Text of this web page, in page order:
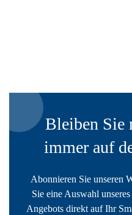
Bleiben Sie
immer auf
Abonnieren Sie unseren
Sie eine Auswahl
Angebots direkt auf Ihr